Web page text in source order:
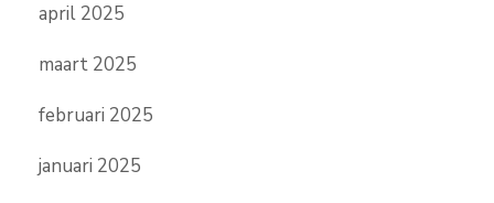
april 2025
maart 2025
februari 2025
januari 2025